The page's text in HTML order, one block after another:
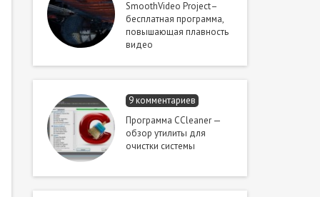
SmoothVideo Project–
бесплатная программа,
повышающая плавность
видео
9 комментариев
Программа CCleaner —
обзор утилиты для
очистки системы